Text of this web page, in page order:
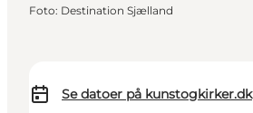
Se datoer på kunstogkirker.dk
Foto: Destination Sjælland